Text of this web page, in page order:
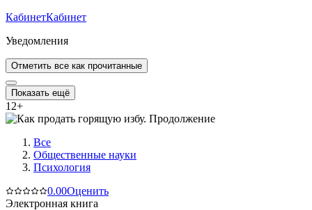
КабинетКабинет
Уведомления
Отметить все как прочитанные
Показать ещё
12+
Все
Общественные науки
Психология
0.00Оценить
Электронная книга